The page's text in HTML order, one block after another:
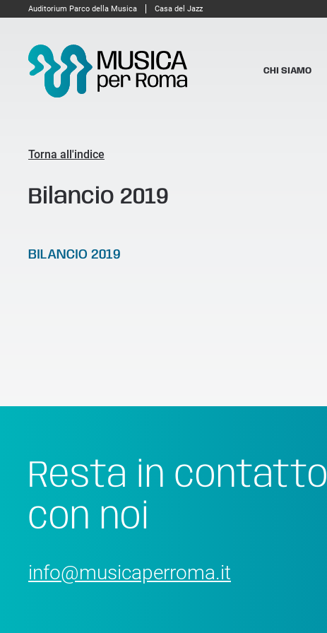
Auditorium Parco della Musica Casa del Jazz
CHI SIAMO
Torna all'indice
Bilancio 2019
BILANCIO 2019
Resta in contatto
con noi
info@musicaperroma.it